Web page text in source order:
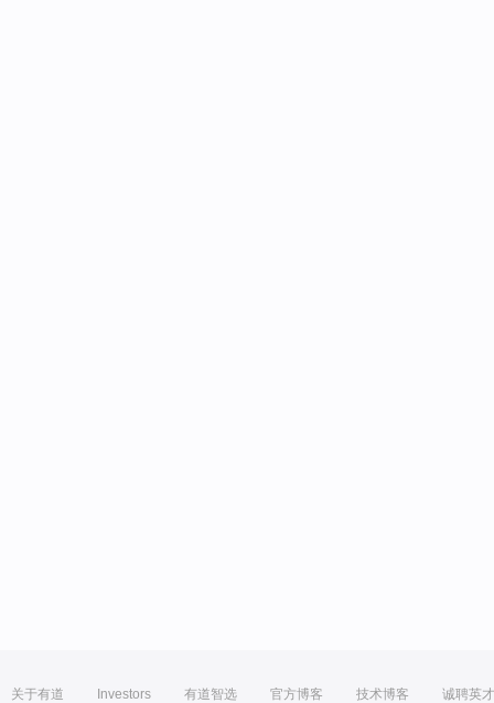
关于有道 Investors 有道智选 官方博客 技术博客 诚聘英才